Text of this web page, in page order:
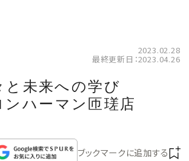
2023.02.28
最終更新日：2023.04.26
と未来への学び
ハーマン匝瑳店
ブックマークに追加する